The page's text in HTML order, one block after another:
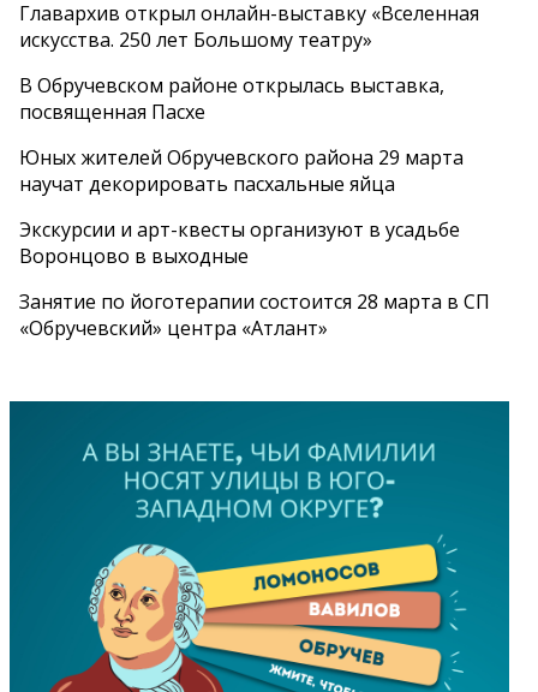
Главархив открыл онлайн-выставку «Вселенная
искусства. 250 лет Большому театру»
В Обручевском районе открылась выставка,
посвященная Пасхе
Юных жителей Обручевского района 29 марта
научат декорировать пасхальные яйца
Экскурсии и арт-квесты организуют в усадьбе
Воронцово в выходные
Занятие по йоготерапии состоится 28 марта в СП
«Обручевский» центра «Атлант»